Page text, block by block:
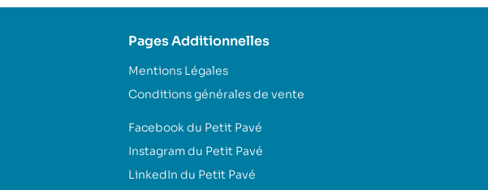
Pages Additionnelles
Mentions Légales
Conditions générales de vente
Facebook du Petit Pavé
Instagram du Petit Pavé
LinkedIn du Petit Pavé